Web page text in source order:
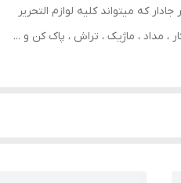
که میتواند کلیه لوازم التحریر
، مداد ، ماژیک ، تراش ، پاک کن و ...